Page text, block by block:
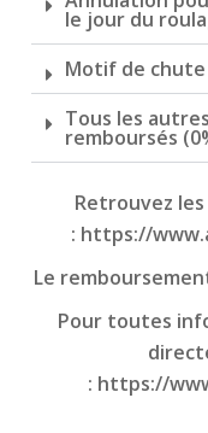
le jour du
Motif de chute
Tous les
remboursés
Retrouvez
: https://
Le
Pour toutes
: https://